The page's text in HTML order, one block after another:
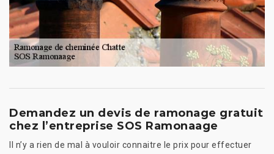
Demandez un devis de ramonage gratuit
chez l’entreprise SOS Ramonaage
Il n’y a rien de mal à vouloir connaitre le prix pour effectuer